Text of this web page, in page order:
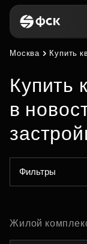
Москва Купить
Купить
в
Фильтры
Жилой